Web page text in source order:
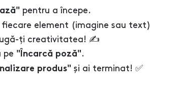
pentru a începe.
fiecare element (imagine sau text)
ți creativitatea! ✍️
pe "Încarcă poză".
produs" și ai terminat! ✅